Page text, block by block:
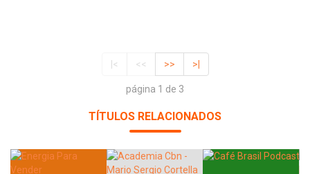
|< << >> >|
página 1 de 3
TÍTULOS RELACIONADOS